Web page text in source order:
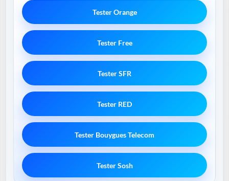
Tester Orange
Tester Free
Tester SFR
Tester RED
Tester Bouygues Telecom
Tester Sosh